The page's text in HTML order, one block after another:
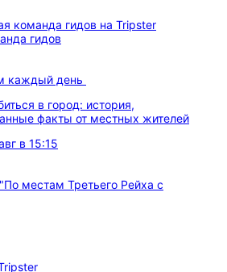
гидов
каждый день
в город: история,
факты от местных жителей
в 15:15